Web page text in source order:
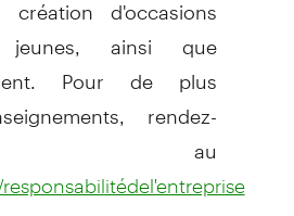
ainsi que
Pour de plus
rendez-
au